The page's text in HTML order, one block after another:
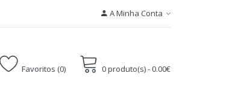
A Minha Conta
Favoritos (0) 0 produto(s) - 0.00€